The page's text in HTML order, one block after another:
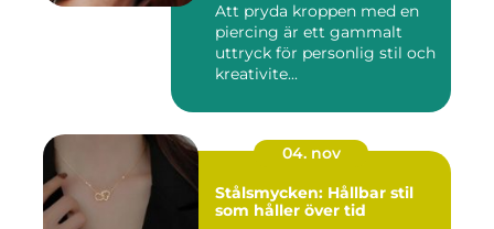
Att pryda kroppen med en
piercing är ett gammalt
uttryck för personlig stil och
kreativite...
04. nov
Stålsmycken: Hållbar stil
som håller över tid